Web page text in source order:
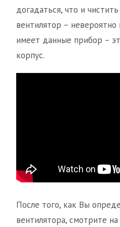
догадаться, что и
вентилятор –
имеет данные прибор –
корпус.
После того, как Вы
вентилятора, смотрите на